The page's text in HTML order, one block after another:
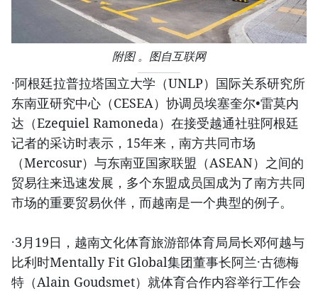
附图 。图自互联网
·阿根廷拉普拉塔国立大学（UNLP）国际关系研究所
东南亚研究中心（CESEA）协调员埃塞奎尔•雷莫内
达（Ezequiel Ramoneda）在接受越通社驻阿根廷
记者的采访时表示，15年来，南方共同市场
（Mercosur）与东南亚国家联盟（ASEAN）之间的
贸易往来迅速发展，多个东盟成员国成为了南方共同
市场的重要贸易伙伴，而越南是一个典型的例子。
·3月19日，越南文化体育旅游部体育局局长邓何越与
比利时Mentally Fit Global集团董事长阿兰·古德梅
特（Alain Goudsmet）就体育合作内容举行工作会